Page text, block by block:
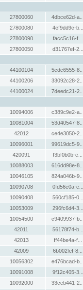
27800060 4dbce62d-a...
27800080 4ef9dd9c-b...
27800090 facc5c16-f...
27800050 d31767ef-2...
44100104 5cdc6555-8...
44100206 33092c28-2...
44100024 7deedc21-2...
10094006 c389c9e2-a...
10081004 53d40547-8...
42012 ce4e3050-2...
10096001 99619dc5-9...
420091 f3bf0b0b-e...
10088003 616dd98e-8...
10046105 824a046b-9...
10090708 0fd56e0a-e...
10090408 560cf185-0...
10053009 296fc6d4-3...
10054500 c9409937-b...
42011 56178f74-b...
42013 ff44be4a-f...
42009 6b002fef-8...
10056302 e476bcad-b...
10091008 9f12c405-3...
10092000 33ceb441-2...